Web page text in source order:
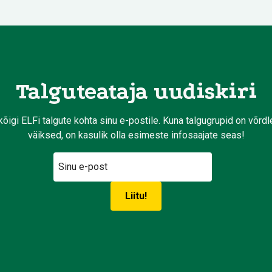
Talguteataja uudiskiri
ELFi talgute kohta sinu e-postile. Kuna talgugrupid on
väiksed, on kasulik olla esimeste infosaajate seas!